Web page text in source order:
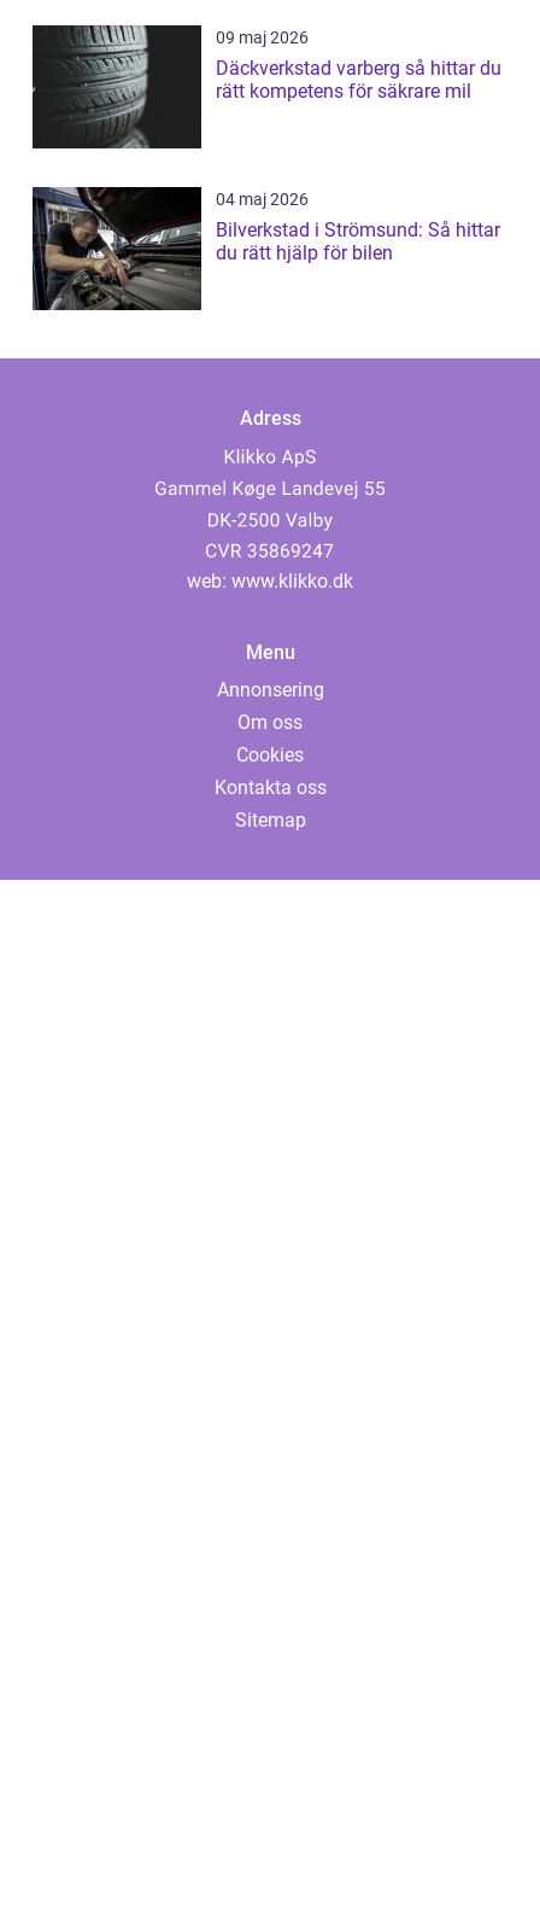
09 maj 2026
Däckverkstad varberg så hittar du
rätt kompetens för säkrare mil
04 maj 2026
Bilverkstad i Strömsund: Så hittar
du rätt hjälp för bilen
Adress
web: www.klikko.dk
Menu
Annonsering
Om oss
Cookies
Kontakta oss
Sitemap